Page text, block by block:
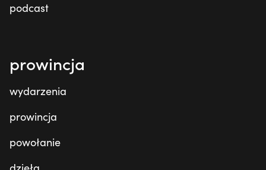
podcast
prowincja
wydarzenia
prowincja
powołanie